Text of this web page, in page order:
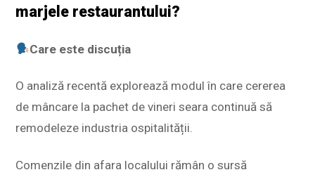
marjele restaurantului?
Care este discuția
O analiză recentă explorează modul în care cererea
de mâncare la pachet de vineri seara continuă să
remodeleze industria ospitalității.
Comenzile din afara localului rămân o sursă